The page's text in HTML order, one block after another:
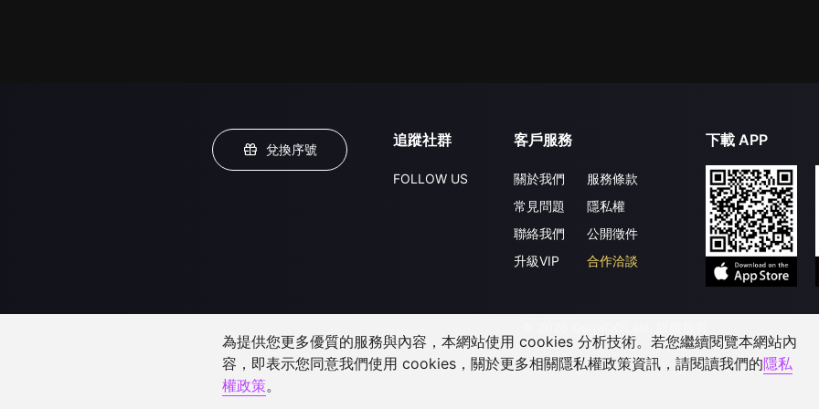
兌換序號
追蹤社群
FOLLOW US
客戶服務
關於我們
常見問題
聯絡我們
升級VIP
服務條款
隱私權
公開徵件
合作洽談
下載 APP
為提供您更多優質的服務與內容，本網站使用 cookies 分析技術。若您繼續閱覽本網站內
容，即表示您同意我們使用 cookies，關於更多相關隱私權政策資訊，請閱讀我們的隱私
權政策。